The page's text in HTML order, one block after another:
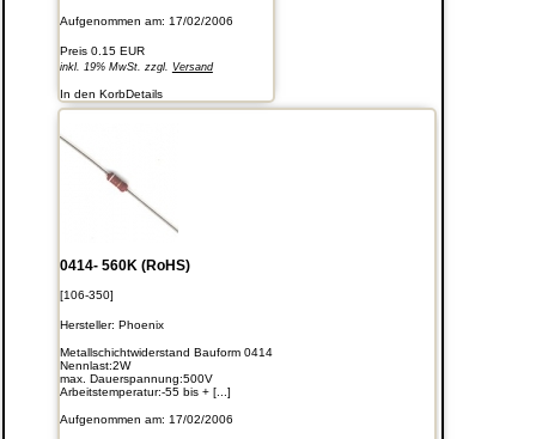
Aufgenommen am: 17/02/2006
Preis 0.15 EUR
inkl. 19% MwSt. zzgl. Versand
In den KorbDetails
0414- 560K (RoHS)
[106-350]
Hersteller: Phoenix
Metallschichtwiderstand Bauform 0414
Nennlast:2W
max. Dauerspannung:500V
Arbeitstemperatur:-55 bis + [...]
Aufgenommen am: 17/02/2006